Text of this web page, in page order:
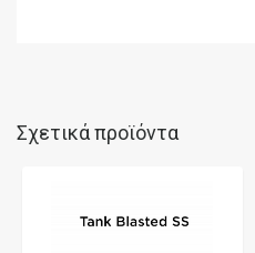
Σχετικά προϊόντα